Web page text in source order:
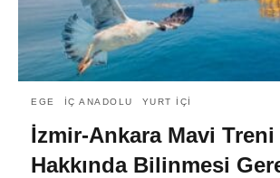
EGE İÇ ANADOLU YURT İÇI
İzmir-Ankara Mavi Treni
Hakkında Bilinmesi